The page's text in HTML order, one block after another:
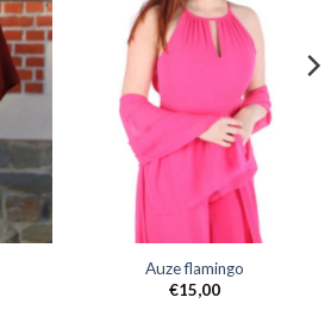
Auze flamingo
€15,00